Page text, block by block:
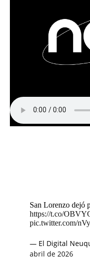
San Lorenzo dejó
https://t.co/
pic.twitter.com/
— El Digital
abril de 2026